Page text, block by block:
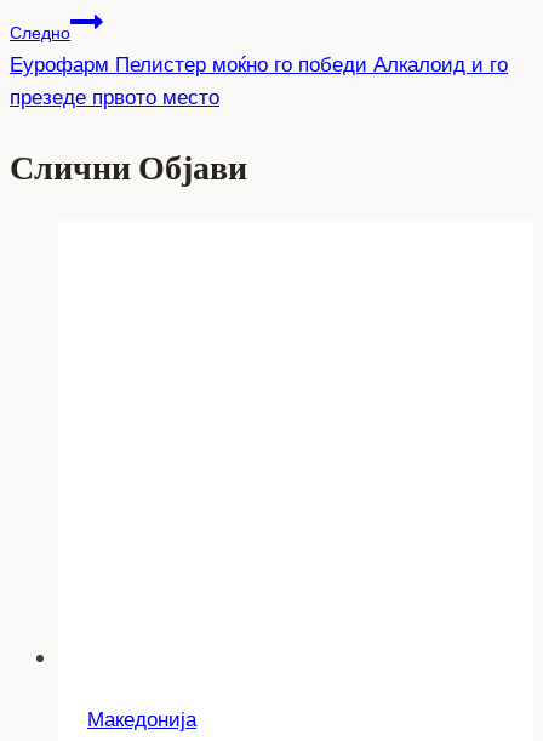
Следно
Еурофарм Пелистер моќно го победи Алкалоид и го
презеде првото место
Слични Објави
Македонија